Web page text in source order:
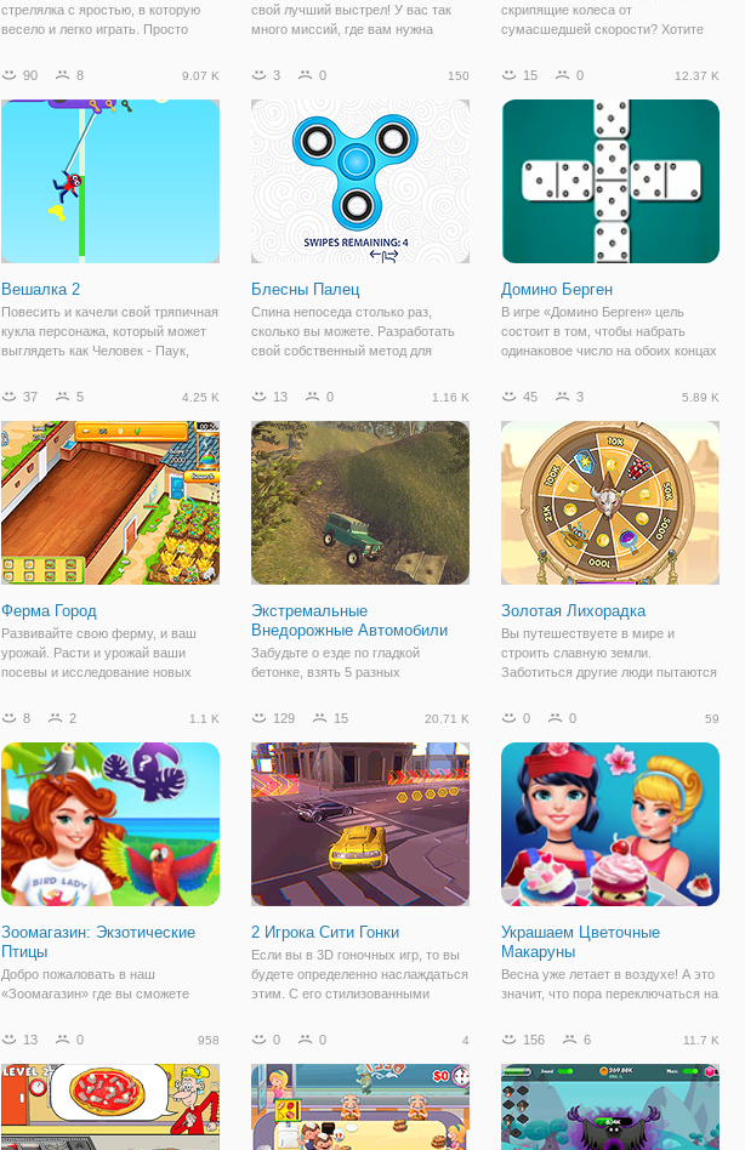
стрелялка с яростью, в которую
весело и легко играть. Просто
персонажем и автоматически
врагов. Соберите все деньги,
свой лучший выстрел! У вас так
много миссий, где вам нужна
каждой выполненной миссией вы
стрельбы! Открывайте новое
оружие и
скрипящие колеса от
сумасшедшей скорости? Хотите
куча эмоций от максимальной
игре про вы получите все! Пришло
время сыграть в игру
90 8 9.07 K
Вешалка 2
Повесить и качели свой тряпичная
кукла персонажа, который может
выглядеть как Человек - Паук,
персонажей в свободном доступе,
достаточно денег для этого.
3 0 150
Блесны Палец
Спина непоседа столько раз,
сколько вы можете. Разработать
свой собственный метод для
каждого успешного спина.
модернизировать свой спиннинг
навыки и разблокируй
15 0 12.37 K
Домино Берген
В игре «Домино Берген» цель
состоит в том, чтобы набрать
одинаковое число на обоих концах
Кроме того, победитель каждого
очки в конце каждого раунда.
Каждый игрок
37 5 4.25 K
Ферма Город
Развивайте свою ферму, и ваш
урожай. Расти и урожай ваши
посевы и исследование новых
чтобы продать свой урожай.
13 0 1.16 K
Экстремальные
Внедорожные Автомобили
Забудьте о езде по гладкой
бетонке, взять 5 разных
бездорожью и испытать некоторые
в экстремальных внедорожных
автомобилей! Работа ваш путь
через различные уровни
45 3 5.89 K
Золотая Лихорадка
Вы путешествуете в мире и
строить славную земли.
Заботиться другие люди пытаются
ваше золото. Купить щиты для
покупайте рабочих, чтобы
выиграть массивные золотые,
8 2 1.1 K
Зоомагазин: Экзотические
Птицы
Добро пожаловать в наш
«Зоомагазин» где вы сможете
виды экзотических птиц. Но
поработать над созданием
экзотических птиц. У вас будет
стартовой капитал,
129 15 20.71 K
2 Игрока Сити Гонки
Если вы в 3D гоночных игр, то вы
будете определенно наслаждаться
этим. С его стилизованными
чтобы ее уровень дизайна и
автомобиль гоночная игра имеет
все, что
0 0 59
Украшаем Цветочные
Макаруны
Весна уже летает в воздухе! А это
значит, что пора переключаться на
примеру принцессы Белль,
кулинарный блог в инстаграме, где
можно красиво научиться
13 0 958 0 0 4 156 6 11.7 K